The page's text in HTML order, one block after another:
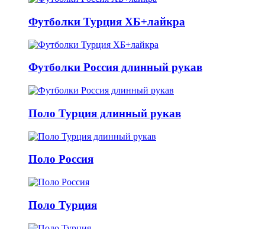
Футболки Турция ХБ+лайкра
Футболки Россия длинный рукав
Поло Турция длинный рукав
Поло Россия
Поло Турция